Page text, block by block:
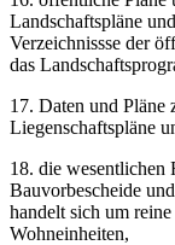
Landschaftspläne
Verzeichnissse der
das
17. Daten und Pläne
Liegenschaftspläne
18. die wesentlichen
Bauvorbescheide
handelt sich um
Wohneinheiten,